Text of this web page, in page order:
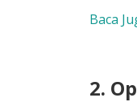
Baca
2.